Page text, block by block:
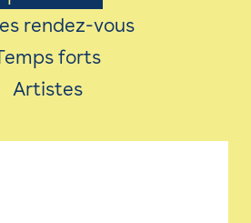
rendez-vous
forts
Artistes